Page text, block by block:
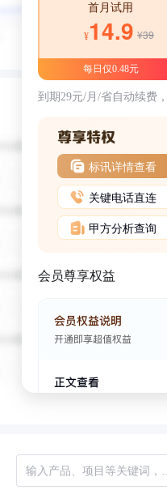
首月试用
¥14.9 ¥39
每日仅0.48元
到期29元/月/省自动续费
标讯详情查看
关键电话直连
甲方分析查询
会员尊享权益